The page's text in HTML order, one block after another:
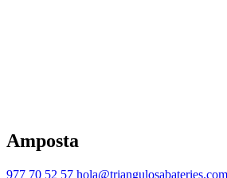
Amposta
977 70 52 57 hola@triangulosabateries.com